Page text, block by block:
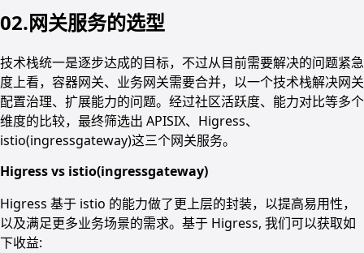
02.网关服务的选型
技术栈统一是逐步达成的目标，不过从目前需要解决的问题紧急
度上看，容器网关、业务网关需要合并，以一个技术栈解决网关
配置治理、扩展能力的问题。经过社区活跃度、能力对比等多个
维度的比较，最终筛选出 APISIX、Higress、
istio(ingressgateway)这三个网关服务。
Higress vs istio(ingressgateway)
Higress 基于 istio 的能力做了更上层的封装，以提高易用性，
以及满足更多业务场景的需求。基于 Higress, 我们可以获取如
下收益: